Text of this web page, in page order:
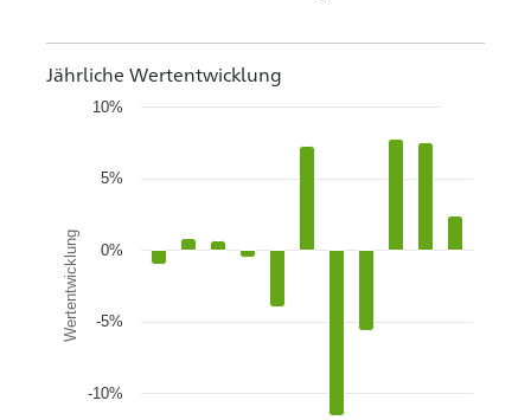
Jährliche Wertentwicklung
Wertentwicklung
-10%
-5%
0%
5%
10%